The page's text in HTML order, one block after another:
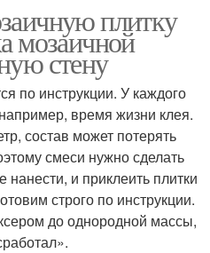
плитку
мозаичной
стену
по инструкции. У каждого
время жизни клея.
состав может потерять
смеси нужно сделать
нанести, и приклеить плитки
строго по инструкции.
до однородной массы,